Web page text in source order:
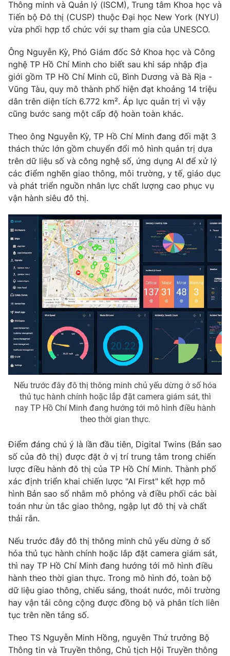
Video Shorts video
VTV Sức khoẻ Bất động sản
Thị trường 24h Tấm lòng Việt
VTV4 Vươn mình bằng AI
VTV9 VTV8
Liên hệ tòa soạn English
THỜI BÁO VTV
Theo dõi báo trên
Cơ quan chủ quản:Đài Truyền hình Việt Nam
Cơ quan báo chí:
Thời báo VTV
Giấy phép hoạt động báo in và báo điện tử số 483/GP-BTTTT
cấp ngày 29/12/2023
Tổng Biên tập: Vũ Thanh Thủy
Phó Tổng Biên tập:Nguyễn Thị Mỹ Hạnh, Phạm Quốc Thắng,
Nguyễn Trọng Ninh
Tổng đài VTV:024.38 355 931 - 024.38 355 932
Ðiện thoại Thời báo VTV:024.66 897 897
Liên hệ quảng cáo: 024-7300.7108
® Cấm sao chép dưới mọi hình thức nếu không có sự chấp
thuận bằng văn bản. Ghi rõ nguồn VTV.vn khi phát hành lại
thông tin từ website này.
Thông minh và Quản lý (ISCM), Trung tâm Khoa học và
Tiến bộ Đô thị (CUSP) thuộc Đại học New York (NYU)
vừa phối hợp tổ chức với sự tham gia của UNESCO.
Ông Nguyễn Kỳ, Phó Giám đốc Sở Khoa học và Công
nghệ TP Hồ Chí Minh cho biết sau khi sáp nhập địa
giới gồm TP Hồ Chí Minh cũ, Bình Dương và Bà Rịa -
Vũng Tàu, quy mô thành phố hiện đạt khoảng 14 triệu
dân trên diện tích 6.772 km². Áp lực quản trị vì vậy
cũng bước sang một cấp độ hoàn toàn khác.
Theo ông Nguyễn Kỳ, TP Hồ Chí Minh đang đối mặt 3
thách thức lớn gồm chuyển đổi mô hình quản trị dựa
trên dữ liệu số và công nghệ số, ứng dụng AI để xử lý
các điểm nghẽn giao thông, môi trường, y tế, giáo dục
và phát triển nguồn nhân lực chất lượng cao phục vụ
vận hành siêu đô thị.
Nếu trước đây đô thị thông minh chủ yếu dừng ở số hóa
thủ tục hành chính hoặc lắp đặt camera giám sát, thì
nay TP Hồ Chí Minh đang hướng tới mô hình điều hành
theo thời gian thực.
Điểm đáng chú ý là lần đầu tiên, Digital Twins (Bản sao
số của đô thị) được đặt ở vị trí trung tâm trong chiến
lược điều hành đô thị của TP Hồ Chí Minh. Thành phố
xác định triển khai chiến lược "AI First" kết hợp mô
hình Bản sao số nhằm mô phỏng và điều phối các bài
toán như ùn tắc giao thông, ngập lụt đô thị và chất
thải rắn.
Nếu trước đây đô thị thông minh chủ yếu dừng ở số
hóa thủ tục hành chính hoặc lắp đặt camera giám sát,
thì nay TP Hồ Chí Minh đang hướng tới mô hình điều
hành theo thời gian thực. Trong mô hình đó, toàn bộ
dữ liệu giao thông, chiếu sáng, thoát nước, môi trường
hay vận tải công cộng được đồng bộ và phân tích liên
tục trên nền tảng số.
Theo TS Nguyễn Minh Hồng, nguyên Thứ trưởng Bộ
Thông tin và Truyền thông, Chủ tịch Hội Truyền thông